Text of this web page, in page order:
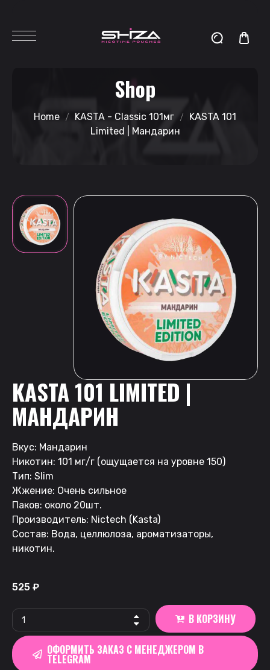
Shop
Home KASTA - Classic 101мг
KASTA 101
Limited | Мандарин
KASTA 101 LIMITED |
МАНДАРИН
Вкус: Мандарин
Никотин: 101 мг/г (ощущается на уровне 150)
Тип: Slim
Жжение: Очень сильное
Паков: около 20шт.
Производитель: Nictech (Kasta)
Состав: Вода, целлюлоза, ароматизаторы,
никотин.
525 ₽
В КОРЗИНУ
ОФОРМИТЬ ЗАКАЗ С МЕНЕДЖЕРОМ В
TELEGRAM